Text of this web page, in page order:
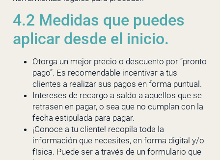
4.2 Medidas que puedes
aplicar desde el inicio.
Otorga un mejor precio o descuento por “pronto
pago”. Es recomendable incentivar a tus
clientes a realizar sus pagos en forma puntual.
Intereses de recargo a saldo a aquellos que se
retrasen en pagar, o sea que no cumplan con la
fecha estipulada para pagar.
¡Conoce a tu cliente! recopila toda la
información que necesites, en forma digital y/o
física. Puede ser a través de un formulario que